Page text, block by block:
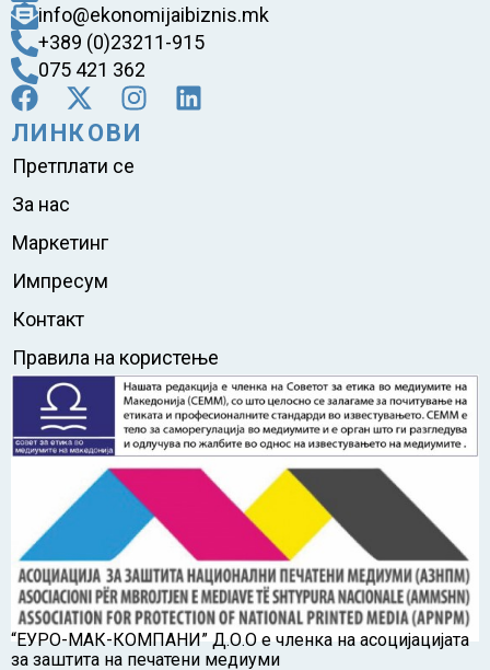
info@ekonomijaibiznis.mk
+389 (0)23211-915
075 421 362
ЛИНКОВИ
Претплати се
За нас
Маркетинг
Импресум
Контакт
Правила на користење
“ЕУРО-МАК-КОМПАНИ” Д.О.О е членка на асоцијацијата
за заштита на печатени медиуми